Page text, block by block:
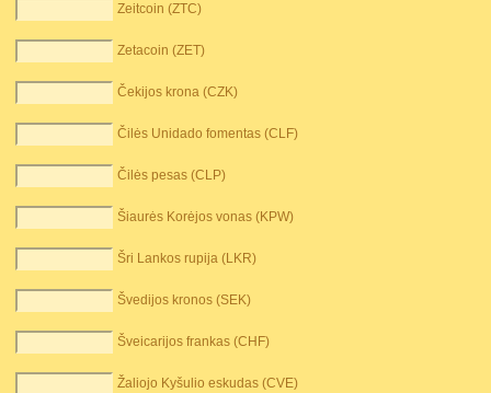
Zeitcoin (ZTC)
Zetacoin (ZET)
Čekijos krona (CZK)
Čilės Unidado fomentas (CLF)
Čilės pesas (CLP)
Šiaurės Korėjos vonas (KPW)
Šri Lankos rupija (LKR)
Švedijos kronos (SEK)
Šveicarijos frankas (CHF)
Žaliojo Kyšulio eskudas (CVE)